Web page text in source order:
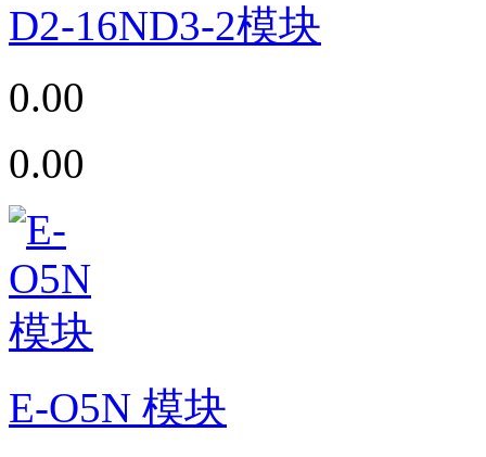
D2-16ND3-2模块
0.00
0.00
E-O5N 模块